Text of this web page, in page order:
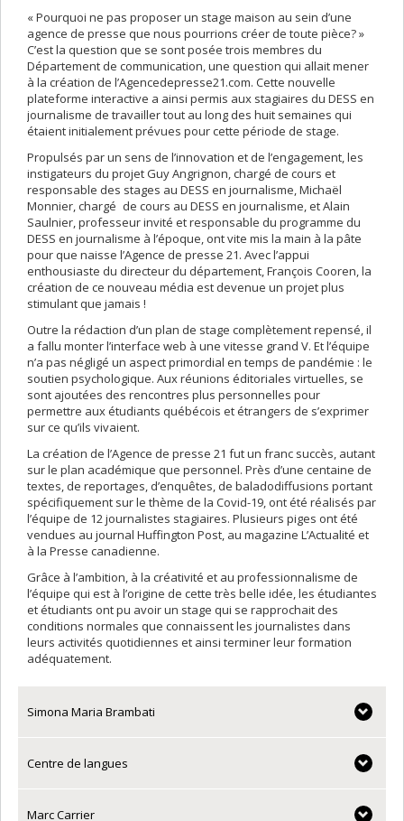
« Pourquoi ne pas proposer un stage maison au sein d’une
agence de presse que nous pourrions créer de toute pièce? »
C’est la question que se sont posée trois membres du
Département de communication, une question qui allait mener
à la création de l’Agencedepresse21.com. Cette nouvelle
plateforme interactive a ainsi permis aux stagiaires du DESS en
journalisme de travailler tout au long des huit semaines qui
étaient initialement prévues pour cette période de stage.
Propulsés par un sens de l’innovation et de l’engagement, les
instigateurs du projet Guy Angrignon, chargé de cours et
responsable des stages au DESS en journalisme, Michaël
Monnier, chargé de cours au DESS en journalisme, et Alain
Saulnier, professeur invité et responsable du programme du
DESS en journalisme à l’époque, ont vite mis la main à la pâte
pour que naisse l’Agence de presse 21. Avec l’appui
enthousiaste du directeur du département, François Cooren, la
création de ce nouveau média est devenue un projet plus
stimulant que jamais !
Outre la rédaction d’un plan de stage complètement repensé, il
a fallu monter l’interface web à une vitesse grand V. Et l’équipe
n’a pas négligé un aspect primordial en temps de pandémie : le
soutien psychologique. Aux réunions éditoriales virtuelles, se
sont ajoutées des rencontres plus personnelles pour
permettre aux étudiants québécois et étrangers de s’exprimer
sur ce qu’ils vivaient.
La création de l’Agence de presse 21 fut un franc succès, autant
sur le plan académique que personnel. Près d’une centaine de
textes, de reportages, d’enquêtes, de baladodiffusions portant
spécifiquement sur le thème de la Covid-19, ont été réalisés par
l’équipe de 12 journalistes stagiaires. Plusieurs piges ont été
vendues au journal Huffington Post, au magazine L’Actualité et
à la Presse canadienne.
Grâce à l’ambition, à la créativité et au professionnalisme de
l’équipe qui est à l’origine de cette très belle idée, les étudiantes
et étudiants ont pu avoir un stage qui se rapprochait des
conditions normales que connaissent les journalistes dans
leurs activités quotidiennes et ainsi terminer leur formation
adéquatement.
Simona Maria Brambati
Centre de langues
Marc Carrier